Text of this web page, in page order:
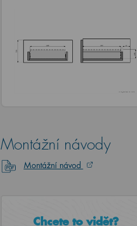
Montážní návody
Montážní návod
Chcete to vidět?